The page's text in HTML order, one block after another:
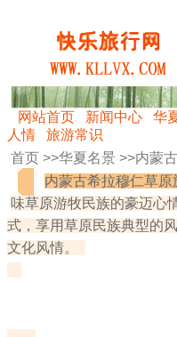
网站首页 新闻中心 华
人情
旅游常识
首页 >>华夏名景 >>内蒙古
内蒙古希拉穆仁草
味草原游牧民族的豪迈心
式，享用草原民族典型的
文化风情。